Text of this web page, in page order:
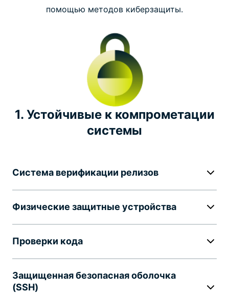
Сторонние аудиты безопасности
Отчет о прозрачности
Программа поиска багов
Лидерство в отрасли
помощью методов киберзащиты.
1. Устойчивые к компрометации
системы
Система верификации релизов
Физические защитные устройства
Проверки кода
Защищенная безопасная оболочка
(SSH)